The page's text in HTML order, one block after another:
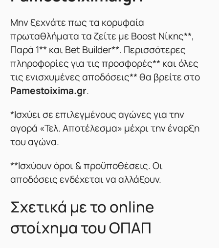
Μην ξεχνάτε πως τα κορυφαία
πρωταθλήματα τα ζείτε με Boost Νίκης**,
Παρά 1** και Bet Builder**. Περισσότερες
πληροφορίες για τις προσφορές** και όλες
τις ενισχυμένες αποδόσεις** θα βρείτε στο
Pamestoixima.gr.
*Ισχύει σε επιλεγμένους αγώνες για την
αγορά «Τελ. Αποτέλεσμα» μέχρι την έναρξη
του αγώνα.
**Ισχύουν όροι & προϋποθέσεις. Οι
αποδόσεις ενδέχεται να αλλάξουν.
Σχετικά με το online
στοίχημα του ΟΠΑΠ